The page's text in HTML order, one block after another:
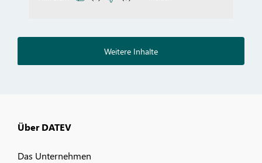
Über DATEV
Das Unternehmen